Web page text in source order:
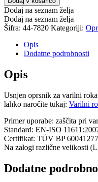
Dodaj na seznam želja
Dodaj na seznam želja
Šifra: 44-7820 Kategoriji:
Opis
Dodatne podrobnosti
Opis
Usnjen oprsnik za varilni
lahko naročite tukaj: Varilni
Primer uporabe: zaščita pri
Standard: EN-ISO
Certifikat: TÜV BP
Na zalogi različne velikosti
Dodatne